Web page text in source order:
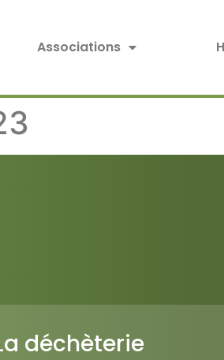
Associations
déchèterie